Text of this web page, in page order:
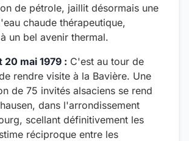
de pétrole, jaillit désormais une
chaude thérapeutique,
un bel avenir thermal.
20 mai 1979 : C'est au tour de
rendre visite à la Bavière. Une
de 75 invités alsaciens se rend
dans l'arrondissement
scellant définitivement les
réciproque entre les